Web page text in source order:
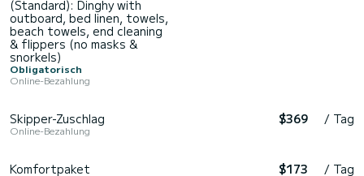
(Standard): Dinghy with
outboard, bed linen, towels,
beach towels, end cleaning
& flippers (no masks &
snorkels)
Obligatorisch
Online-Bezahlung
Skipper-Zuschlag
Online-Bezahlung
$369 / Tag
Komfortpaket $173 / Tag